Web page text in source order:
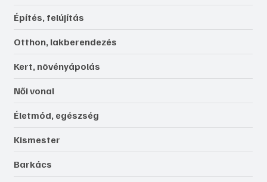
Építés, felújítás
Otthon, lakberendezés
Kert, növényápolás
Női vonal
Életmód, egészség
Kismester
Barkács